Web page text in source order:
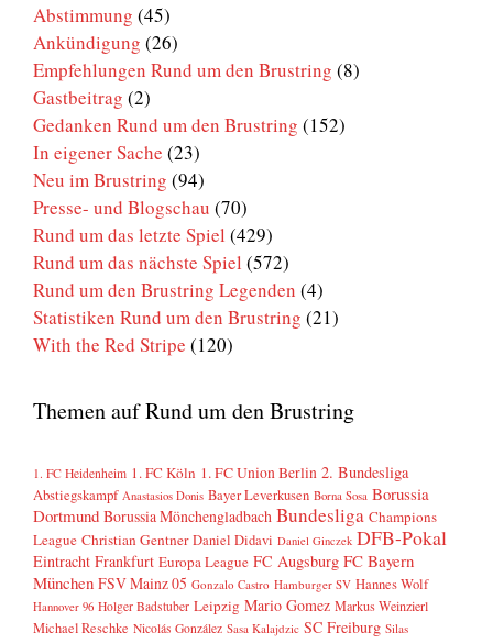
Abstimmung (45)
Ankündigung (26)
Empfehlungen Rund um den Brustring (8)
Gastbeitrag (2)
Gedanken Rund um den Brustring (152)
In eigener Sache (23)
Neu im Brustring (94)
Presse- und Blogschau (70)
Rund um das letzte Spiel (429)
Rund um das nächste Spiel (572)
Rund um den Brustring Legenden (4)
Statistiken Rund um den Brustring (21)
With the Red Stripe (120)
Themen auf Rund um den Brustring
1. FC Heidenheim 1. FC Köln 1. FC Union Berlin 2. Bundesliga
Abstiegskampf Anastasios Donis Bayer Leverkusen Borna Sosa Borussia
Dortmund Borussia Mönchengladbach Bundesliga Champions
League Christian Gentner Daniel Didavi Daniel Ginczek DFB-Pokal
Eintracht Frankfurt Europa League FC Augsburg FC Bayern
München FSV Mainz 05 Gonzalo Castro Hamburger SV Hannes Wolf
Hannover 96 Holger Badstuber Leipzig Mario Gomez Markus Weinzierl
Michael Reschke Nicolás González Sasa Kalajdzic SC Freiburg Silas